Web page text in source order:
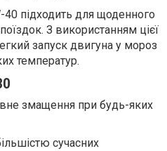
підходить для щоденного
З використанням цієї
запуск двигуна у мороз
температур.
змащення при будь-яких
сучасних